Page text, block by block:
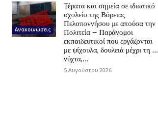
Ανακοινώσεις
Τέρατα και σημεία σε ιδιωτικό
σχολείο της Βόρειας
Πελοποννήσου με απούσα την
Πολιτεία – Παράνομοι
εκπαιδευτικοί που εργάζονται
με ψίχουλα, δουλειά μέχρι τη …
νύχτα,...
5 Αυγούστου 2026